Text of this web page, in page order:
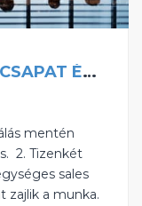
GLOBÁLIS ÉRTÉKESÍTÉSI CSAPAT ÉS PIPELINE MENEDZSMENT
mentén
‍2. Tizenkét
sales
zajlik a munka.